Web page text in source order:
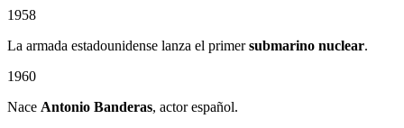
1958
La armada estadounidense lanza el primersubmarino nuclear.
1960
Nace Antonio Banderas, actor español.